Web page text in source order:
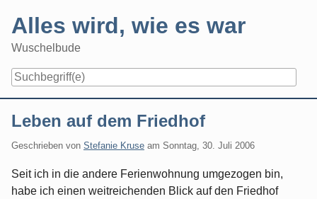
content
Alles wird, wie es war
Wuschelbude
Leben auf dem Friedhof
Geschrieben von Stefanie Kruse am Sonntag, 30. Juli 2006
Seit ich in die andere Ferienwohnung umgezogen bin,
habe ich einen weitreichenden Blick auf den Friedhof